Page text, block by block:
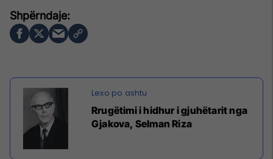
Rrugëtimi i hidhur i gjuhëtarit nga
Gjakova, Selman Riza